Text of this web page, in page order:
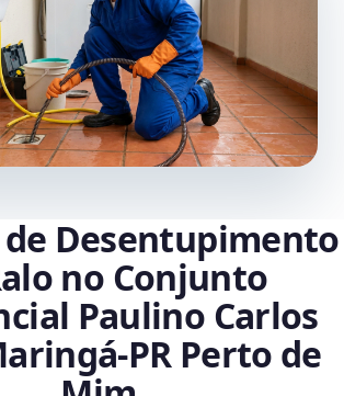
de Desentupimento
no Conjunto
Paulino Carlos
Perto de